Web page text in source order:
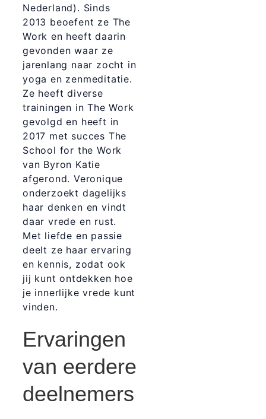
Nederland). Sinds
2013 beoefent ze The
Work en heeft daarin
gevonden waar ze
jarenlang naar zocht in
yoga en zenmeditatie.
Ze heeft diverse
trainingen in The Work
gevolgd en heeft in
2017 met succes The
School for the Work
van Byron Katie
afgerond. Veronique
onderzoekt dagelijks
haar denken en vindt
daar vrede en rust.
Met liefde en passie
deelt ze haar ervaring
en kennis, zodat ook
jij kunt ontdekken hoe
je innerlijke vrede kunt
vinden.
Ervaringen
van eerdere
deelnemers